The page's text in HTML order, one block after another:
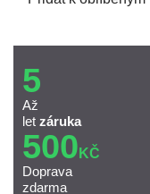
5
Až
let záruka
500 KČ
Doprava
zdarma